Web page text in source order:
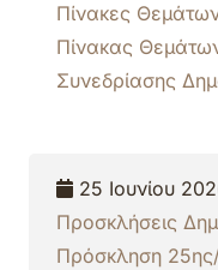
Πίνακες
Πίνακας
Συνεδρίασης
25 Ιουνίου
Προσκλήσεις
Πρόσκληση